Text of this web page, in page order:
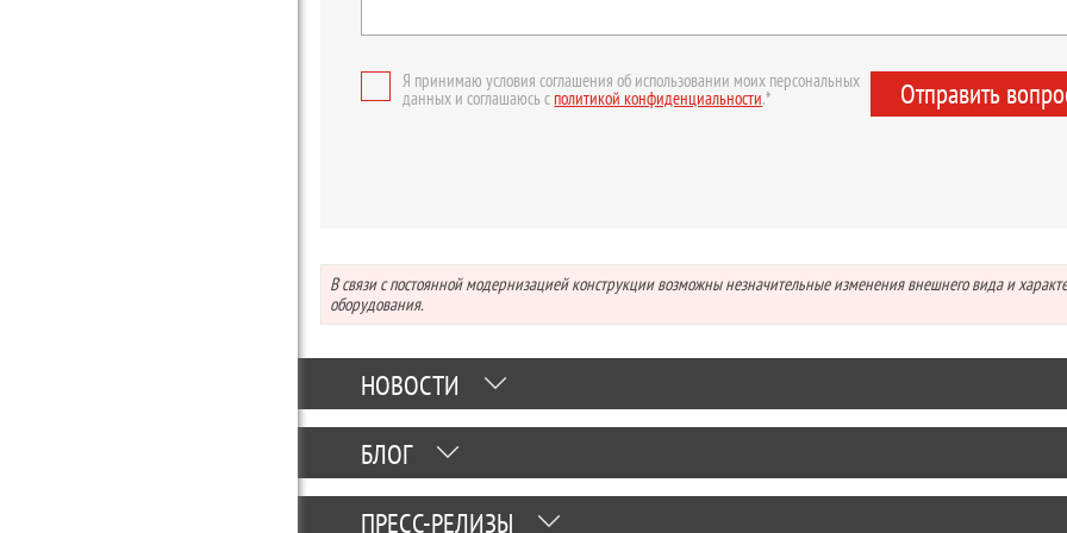
Я принимаю условия соглашения об использовании моих персональных
данных и соглашаюсь сполитикой конфиденциальности.* Отправить
В связи с постоянной модернизацией конструкции возможны незначительные изменения внешнего вида и
оборудования.
НОВОСТИ
БЛОГ
ПРЕСС-РЕЛИЗЫ